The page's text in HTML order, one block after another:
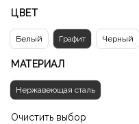
ЦВЕТ
Белый Графит Черный
МАТЕРИАЛ
Нержавеющая сталь
Очистить выбор